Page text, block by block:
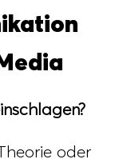
oder